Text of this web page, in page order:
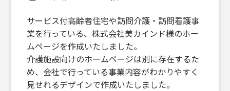
サービス付高齢者住宅や訪問介護・訪問看護事
業を行っている、株式会社美カインド様のホー
ムページを作成いたしました。
介護施設向けのホームページは別に存在するた
め、会社で行っている事業内容がわかりやすく
見せれるデザインで作成いたしました。